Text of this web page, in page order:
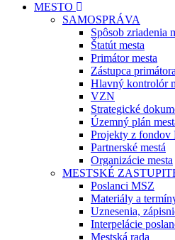
MESTO
SAMOSPRÁVA
Spôsob zriadenia
Štatút mesta
Primátor mesta
Zástupca
Hlavný kontrolór
VZN
Strategické
Územný plán
Projekty z fondov
Partnerské mestá
Organizácie mesta
MESTSKÉ
Poslanci MSZ
Materiály a
Uznesenia,
Interpelácie
Mestská rada